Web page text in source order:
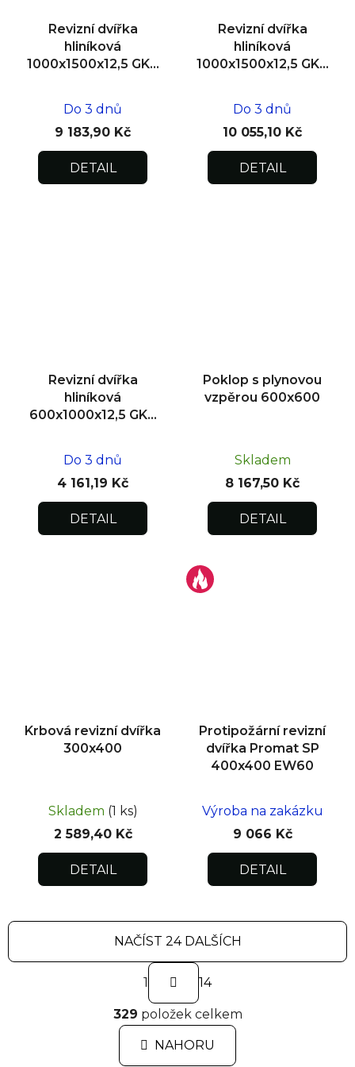
Revizní dvířka
hliníková
1000x1500x12,5 GKB
Do 3 dnů
9 183,90 Kč
DETAIL
Revizní dvířka
hliníková
1000x1500x12,5 GKB
Do 3 dnů
10 055,10 Kč
DETAIL
Revizní dvířka
hliníková
600x1000x12,5 GKB
Do 3 dnů
4 161,19 Kč
DETAIL
Poklop s plynovou
vzpěrou 600x600
Skladem
8 167,50 Kč
DETAIL
Krbová revizní dvířka
300x400
Skladem (1 ks)
2 589,40 Kč
DETAIL
Protipožární revizní
dvířka Promat SP
400x400 EW60
Výroba na zakázku
9 066 Kč
DETAIL
O
v
l
á
NAČÍST 24 DALŠÍCH
S
r
á
n
k
1 14
329 položek celkem
NAHORU